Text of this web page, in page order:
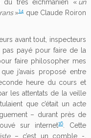
très eichmanien « un
»14que Claude Roiron
avant tout, inspecteurs
payé pour faire de la
faire philosopher mes
j’avais proposé entre
heure du cours et
les attentats de la veille
que c’était un acte
– durant près de
sur internet16. Cette
– c’est un comble -,